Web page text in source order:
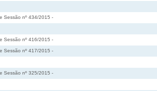
Sessão nº 434/2015 -
Sessão nº 416/2015 -
Sessão nº 417/2015 -
Sessão nº 325/2015 -